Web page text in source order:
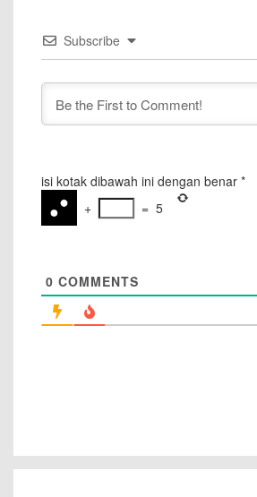
Subscribe
isi kotak dibawah ini dengan benar *
+
= 5
0 COMMENTS